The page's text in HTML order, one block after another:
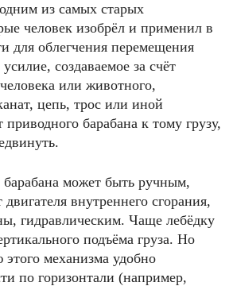
из самых старых
человек изобрёл и применил в
для облегчения перемещения
создаваемое за счёт
или животного,
цепь, трос или иной
барабана к тому грузу,
может быть ручным,
внутреннего сгорания,
гидравлическим. Чаще лебёдку
подъёма груза. Но
механизма удобно
по горизонтали (например,